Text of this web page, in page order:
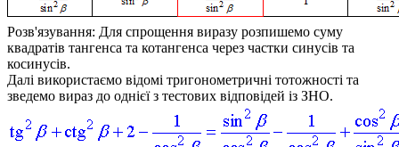
Розв'язування: Для спрощення виразу розпишемо суму
квадратів тангенса та котангенса через частки синусів та
косинусів.
Далі використаємо відомі тригонометричні тотожності та
зведемо вираз до однієї з тестових відповідей із ЗНО.